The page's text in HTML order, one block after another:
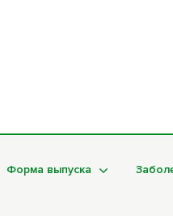
Форма выпуска